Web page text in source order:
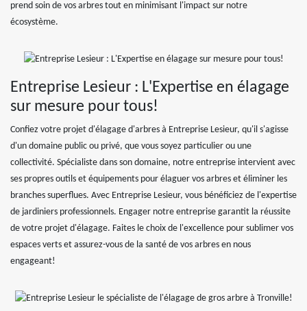
prend soin de vos arbres tout en minimisant l'impact sur notre
écosystème.
Entreprise Lesieur : L'Expertise en élagage
sur mesure pour tous!
Confiez votre projet d'élagage d'arbres à Entreprise Lesieur, qu'il s'agisse
d'un domaine public ou privé, que vous soyez particulier ou une
collectivité. Spécialiste dans son domaine, notre entreprise intervient avec
ses propres outils et équipements pour élaguer vos arbres et éliminer les
branches superflues. Avec Entreprise Lesieur, vous bénéficiez de l'expertise
de jardiniers professionnels. Engager notre entreprise garantit la réussite
de votre projet d'élagage. Faites le choix de l'excellence pour sublimer vos
espaces verts et assurez-vous de la santé de vos arbres en nous
engageant!